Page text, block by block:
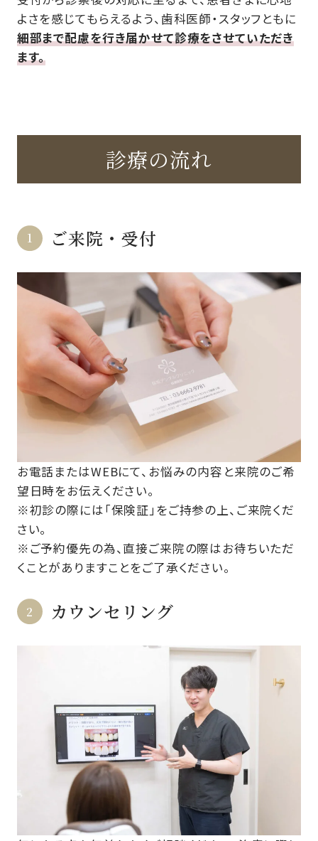
よさを感じてもらえるよう、歯科医師・スタッフともに
細部まで配慮を行き届かせて診療をさせていただき
ます。
診療の流れ
ご来院・受付
お電話またはWEBにて、お悩みの内容と来院のご希
望日時をお伝えください。
※初診の際には「保険証」をご持参の上、ご来院くだ
さい。
※ご予約優先の為、直接ご来院の際はお待ちいただ
くことがありますことをご了承ください。
カウンセリング